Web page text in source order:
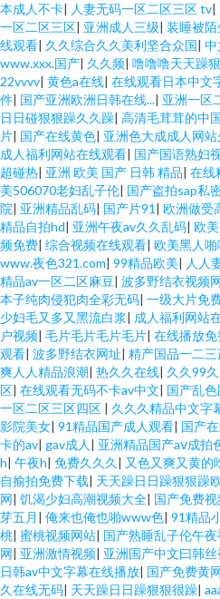
本成人不卡| 人妻无码一区二区三区 tv|
一区二区三区| 亚洲成人三级| 装睡被
线观看| 久久综合久久美利坚合众国| 中
www.xxx.国产| 久久频| 噜噜噜天天躁
22vvvv| 黄色a在线| 在线观看日本中文
件| 国产亚洲欧洲日韩在线...| 亚洲一区
日日碰狠狠躁久久躁| 高清毛茸茸的中
片| 国产在线黄色| 亚洲色大成成人网站
成人福利网站在线观看| 国产国语熟妇
超碰热| 亚洲 欧美 国产 日韩 精品| 在线
美506070老妇乱子伦| 国产盗拍sap私
院| 亚洲精品乱码| 国产片91 | 欧洲做受
精品自拍hd| 亚洲午夜av久久乱码| 欧
频免费| 综合视频在线观看| 欧美黑人啪
www.夜色321.com| 99精品欧美| 人人
精品av一区二区麻豆| 波多野结衣视频
本子纯肉侵犯肉全彩无码| 一级大片免
少妇毛又多又黑流白浆| 成人福利网站
户视频| 毛片毛片毛片毛片| 在线播放
观看| 波多野结衣网址| 精产国品一二
爽人人精品浪潮| 热久久在线| 久久99
区| 在线观看无码不卡av中文| 国产乱
一区二区三区四区 | 久久久精品中文字
影院美女| 91精品国产成人观看| 国产
卡的av| gav成人 | 亚洲精品国产aⅴ成拍
h| 午夜h| 免费久久久 | 又色又爽又黄的
自揄拍免费下载| 天天躁日日躁狠狠躁
网| 饥渴少妇高潮视频大全| 国产免费
芽五月 | 俺来也俺也啪www色| 91精品
桃| 蜜桃视频网站| 国产熟睡乱子伦午
网| 亚洲激情视频| 亚洲国产中文曰韩丝
日韩av中文字幕在线播放| 国产免费黄
久在线无码| 天天躁日日躁狠狠很躁|